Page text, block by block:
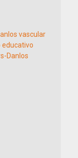
vascular
educativo
Danlos